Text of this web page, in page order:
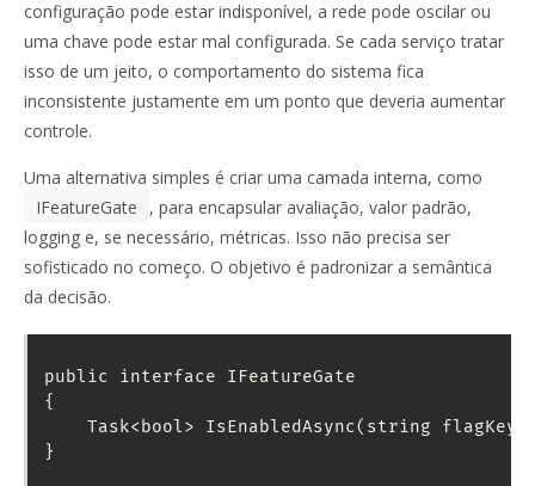
configuração pode estar indisponível, a rede pode oscilar ou
uma chave pode estar mal configurada. Se cada serviço tratar
isso de um jeito, o comportamento do sistema fica
inconsistente justamente em um ponto que deveria aumentar
controle.
Uma alternativa simples é criar uma camada interna, como
IFeatureGate
, para encapsular avaliação, valor padrão,
logging e, se necessário, métricas. Isso não precisa ser
sofisticado no começo. O objetivo é padronizar a semântica
da decisão.
public interface IFeatureGate
{
Task<bool> IsEnabledAsync(string
}